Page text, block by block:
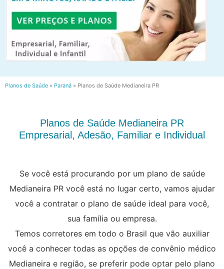
Planos de Saúde » Paraná » Planos de Saúde Medianeira PR
Planos de Saúde Medianeira PR
Empresarial, Adesão, Familiar e Individual
Se você está procurando por um plano de saúde
Medianeira PR você está no lugar certo, vamos ajudar
você a contratar o plano de saúde ideal para você,
sua família ou empresa.
Temos corretores em todo o Brasil que vão auxiliar
você a conhecer todas as opções de convênio médico
Medianeira e região, se preferir pode optar pelo plano